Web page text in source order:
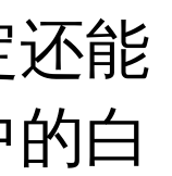
还能
白